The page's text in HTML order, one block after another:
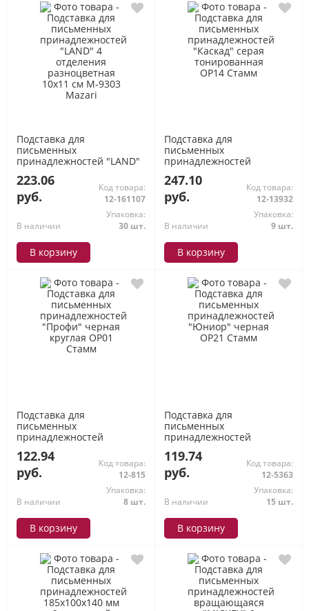
Подставка для
письменных
принадлежностей "LAND"
10х11 см M-9303 Mazari
223.06
руб.
Код товара:
12-161107
В наличии
Упаковка:
30 шт.
В корзину
Подставка для
письменных
принадлежностей
тонированная ОР14 Стамм
247.10
руб.
Код товара:
12-13932
В наличии
Упаковка:
9 шт.
В корзину
Подставка для
письменных
принадлежностей
ОР01 Стамм
122.94
руб.
Код товара:
12-815
В наличии
Упаковка:
8 шт.
В корзину
Подставка для
письменных
принадлежностей
Стамм
119.74
руб.
Код товара:
12-5363
В наличии
Упаковка:
15 шт.
В корзину